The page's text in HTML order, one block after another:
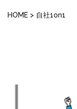
HOME > 自社1on1